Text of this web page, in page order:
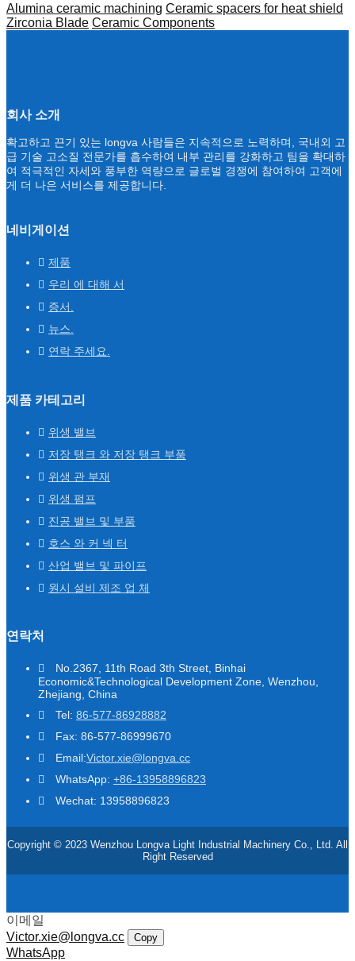
Alumina ceramic machining Ceramic spacers for heat shield
Zirconia Blade Ceramic Components
회사 소개
확고하고 끈기 있는 longva 사람들은 지속적으로 노력하며, 국내외 고
급 기술 고소질 전문가를 흡수하여 내부 관리를 강화하고 팀을 확대하
여 적극적인 자세와 풍부한 역량으로 글로벌 경쟁에 참여하여 고객에
게 더 나은 서비스를 제공합니다.
네비게이션
제품
우리 에 대해 서
증서.
뉴스.
연락 주세요.
제품 카테고리
위생 밸브
저장 탱크 와 저장 탱크 부품
위생 관 부재
위생 펌프
진공 밸브 및 부품
호스 와 커 넥 터
산업 밸브 및 파이프
원시 설비 제조 업 체
연락처
No.2367, 11th Road 3th Street, Binhai
Economic&Technological Development Zone, Wenzhou,
Zhejiang, China
Tel: 86-577-86928882
Fax: 86-577-86999670
Email:Victor.xie@longva.cc
WhatsApp: +86-13958896823
Wechat: 13958896823
Copyright © 2023 Wenzhou Longva Light Industrial Machinery Co., Ltd. All
Right Reserved
이메일
Victor.xie@longva.cc
Copy
WhatsApp